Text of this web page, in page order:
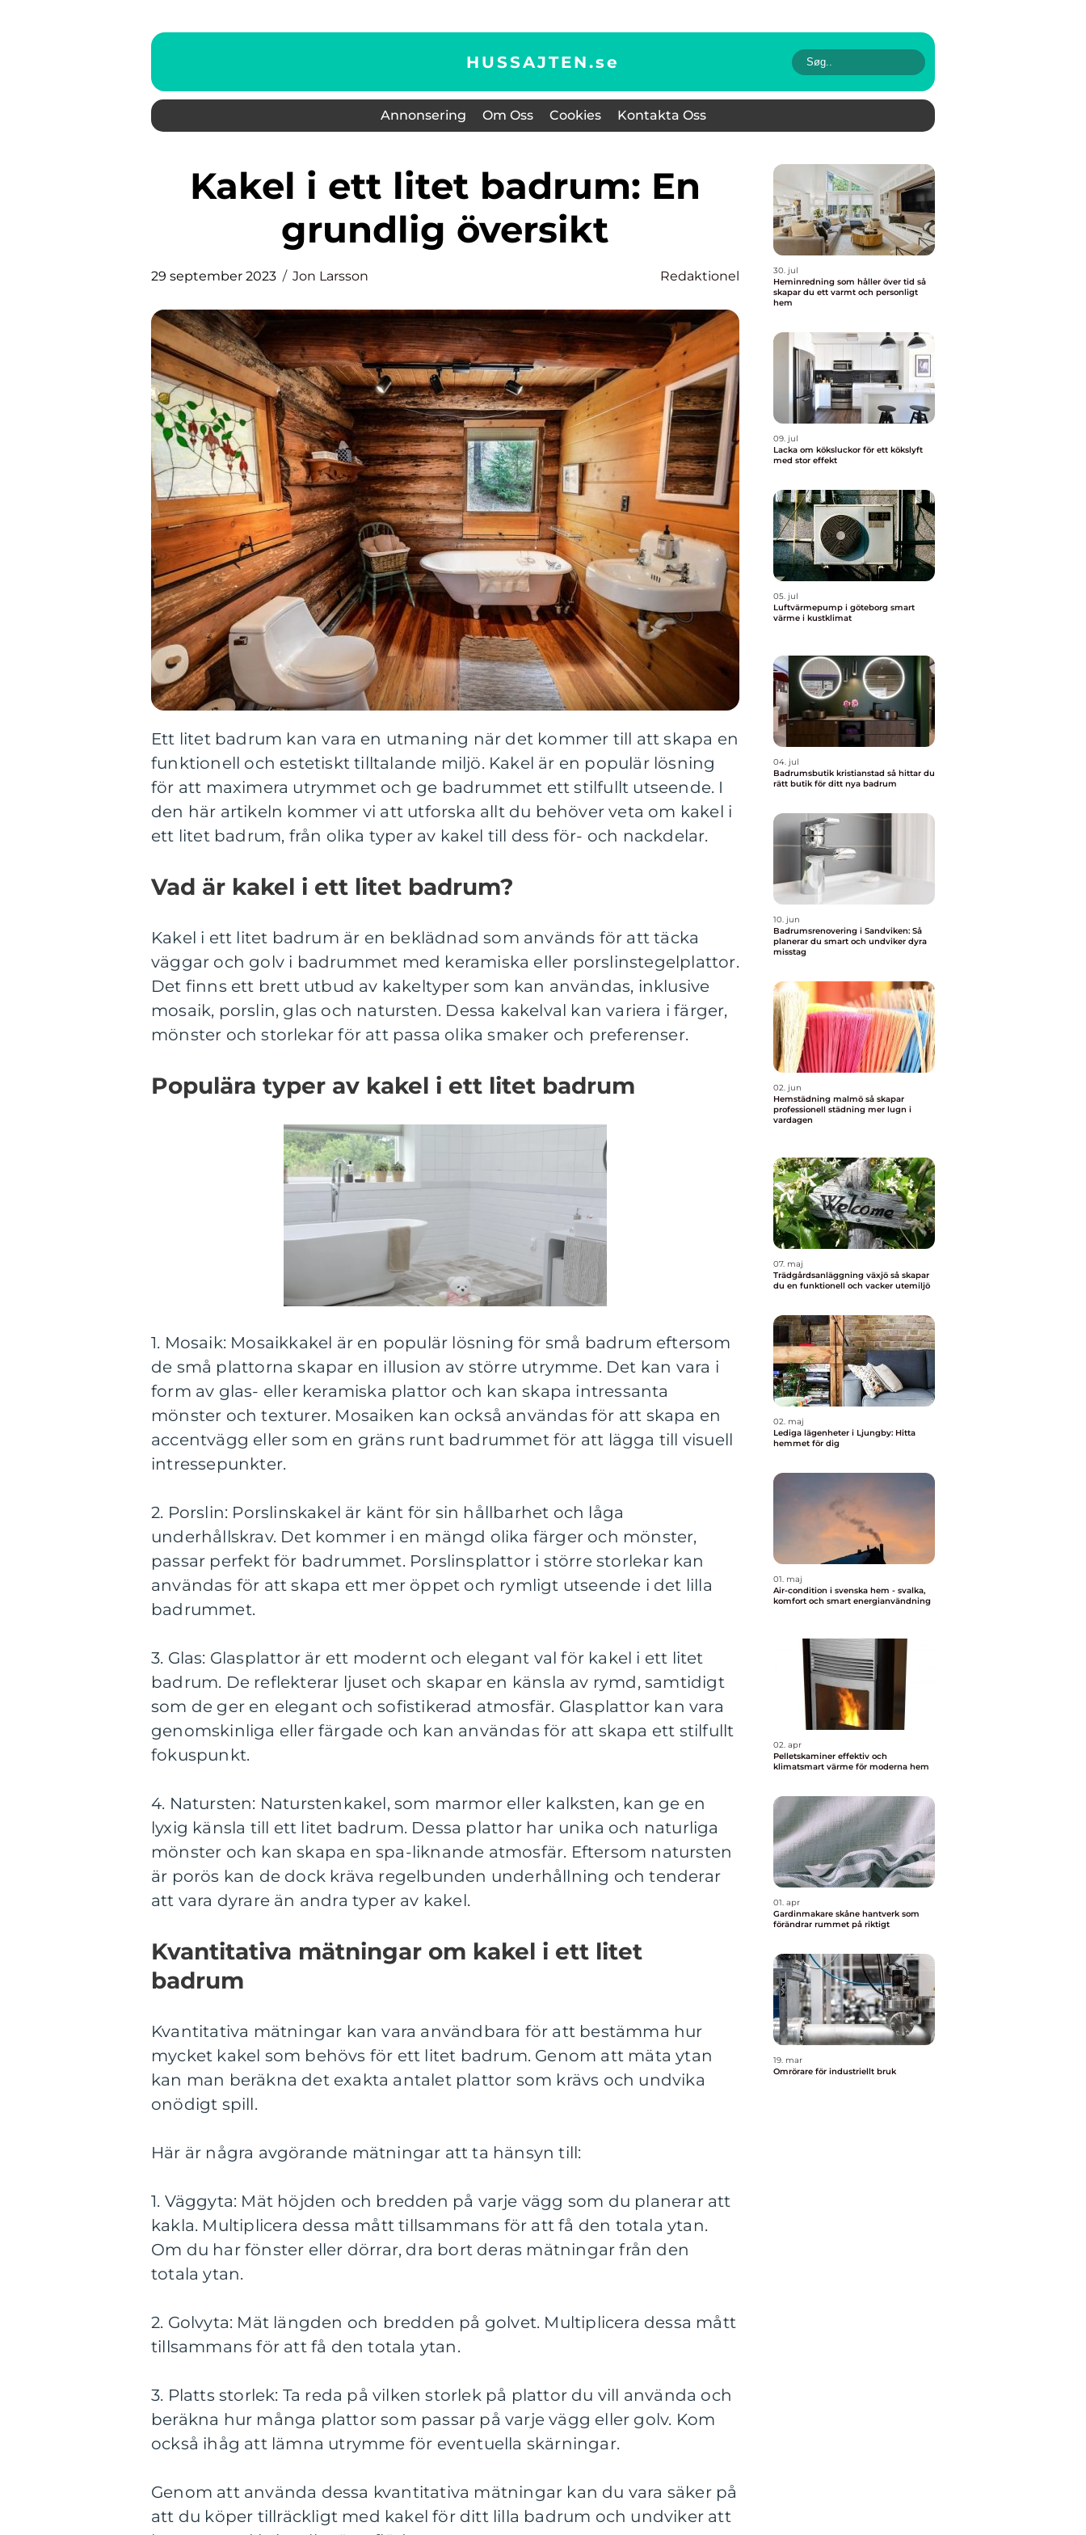
HUSSAJTEN.se
Annonsering Om Oss Cookies Kontakta Oss
Kakel i ett litet badrum: En
grundlig översikt
29 september 2023 Jon Larsson Redaktionel
Ett litet badrum kan vara en utmaning när det kommer till att skapa en
funktionell och estetiskt tilltalande miljö. Kakel är en populär lösning
för att maximera utrymmet och ge badrummet ett stilfullt utseende. I
den här artikeln kommer vi att utforska allt du behöver veta om kakel i
ett litet badrum, från olika typer av kakel till dess för- och nackdelar.
Vad är kakel i ett litet badrum?
Kakel i ett litet badrum är en beklädnad som används för att täcka
väggar och golv i badrummet med keramiska eller porslinstegelplattor.
Det finns ett brett utbud av kakeltyper som kan användas, inklusive
mosaik, porslin, glas och natursten. Dessa kakelval kan variera i färger,
mönster och storlekar för att passa olika smaker och preferenser.
Populära typer av kakel i ett litet badrum
1. Mosaik: Mosaikkakel är en populär lösning för små badrum eftersom
de små plattorna skapar en illusion av större utrymme. Det kan vara i
form av glas- eller keramiska plattor och kan skapa intressanta
mönster och texturer. Mosaiken kan också användas för att skapa en
accentvägg eller som en gräns runt badrummet för att lägga till visuell
intressepunkter.
2. Porslin: Porslinskakel är känt för sin hållbarhet och låga
underhållskrav. Det kommer i en mängd olika färger och mönster,
passar perfekt för badrummet. Porslinsplattor i större storlekar kan
användas för att skapa ett mer öppet och rymligt utseende i det lilla
badrummet.
3. Glas: Glasplattor är ett modernt och elegant val för kakel i ett litet
badrum. De reflekterar ljuset och skapar en känsla av rymd, samtidigt
som de ger en elegant och sofistikerad atmosfär. Glasplattor kan vara
genomskinliga eller färgade och kan användas för att skapa ett stilfullt
fokuspunkt.
4. Natursten: Naturstenkakel, som marmor eller kalksten, kan ge en
lyxig känsla till ett litet badrum. Dessa plattor har unika och naturliga
mönster och kan skapa en spa-liknande atmosfär. Eftersom natursten
är porös kan de dock kräva regelbunden underhållning och tenderar
att vara dyrare än andra typer av kakel.
Kvantitativa mätningar om kakel i ett litet
badrum
Kvantitativa mätningar kan vara användbara för att bestämma hur
mycket kakel som behövs för ett litet badrum. Genom att mäta ytan
kan man beräkna det exakta antalet plattor som krävs och undvika
onödigt spill.
Här är några avgörande mätningar att ta hänsyn till:
1. Väggyta: Mät höjden och bredden på varje vägg som du planerar att
kakla. Multiplicera dessa mått tillsammans för att få den totala ytan.
Om du har fönster eller dörrar, dra bort deras mätningar från den
totala ytan.
2. Golvyta: Mät längden och bredden på golvet. Multiplicera dessa mått
tillsammans för att få den totala ytan.
3. Platts storlek: Ta reda på vilken storlek på plattor du vill använda och
beräkna hur många plattor som passar på varje vägg eller golv. Kom
också ihåg att lämna utrymme för eventuella skärningar.
Genom att använda dessa kvantitativa mätningar kan du vara säker på
att du köper tillräckligt med kakel för ditt lilla badrum och undviker att
30. jul
Heminredning som håller över tid så
skapar du ett varmt och personligt
hem
09. jul
Lacka om köksluckor för ett kökslyft
med stor effekt
05. jul
Luftvärmepump i göteborg smart
värme i kustklimat
04. jul
Badrumsbutik kristianstad så hittar du
rätt butik för ditt nya badrum
10. jun
Badrumsrenovering i Sandviken: Så
planerar du smart och undviker dyra
misstag
02. jun
Hemstädning malmö så skapar
professionell städning mer lugn i
vardagen
07. maj
Trädgårdsanläggning växjö så skapar
du en funktionell och vacker utemiljö
02. maj
Lediga lägenheter i Ljungby: Hitta
hemmet för dig
01. maj
Air-condition i svenska hem - svalka,
komfort och smart energianvändning
02. apr
Pelletskaminer effektiv och
klimatsmart värme för moderna hem
01. apr
Gardinmakare skåne hantverk som
förändrar rummet på riktigt
19. mar
Omrörare för industriellt bruk